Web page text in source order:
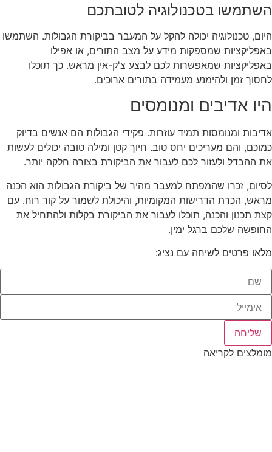
השתמשו בטכנולוגיה לטובתכם
היום, טכנולוגיה יכולה להקל על המעבר בביקורת הגבולות. השתמשו
באפליקציות שמספקות מידע על מצב התורים, או אפילו
באפליקציות שמאפשרות לכם לבצע צ'ק-אין מראש. כך תוכלו
לחסוך זמן ולהימנע מעמידה בתורים ארוכים.
היו אדיבים ומנומסים
אדיבות ומנומסות תמיד עוזרות. פקידי הגבולות הם אנשים בדיוק
כמוכם, והם מעריכים יחס טוב. חיוך קטן ומילה טובה יכולים לעשות
את ההבדל ולעזור לכם לעבור את הביקורת בצורה חלקה יותר.
לסיום, זכרו שהמפתח למעבר מהיר של ביקורת הגבולות הוא הכנה
מראש, הכרת הדרישות המקומיות, והיכולת לשמור על קור רוח. עם
קצת תכנון והכנה, תוכלו לעבור את הביקורת בקלות ולהתחיל את
החופשה שלכם ברגל ימין.
מלאו פרטים לשיחה עם נציג:
שליחה
מומלצים לקריאה